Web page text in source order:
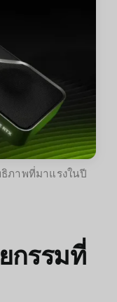
ภาพที่มาแรงในปี
กรรมที่